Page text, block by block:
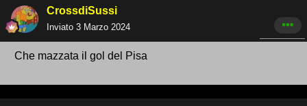
CrossdiSussi
Inviato 3 Marzo 2024
Che mazzata il gol del Pisa